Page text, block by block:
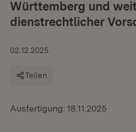
Württemberg und
dienstrechtlicher
02.12.2025
Teilen
Ausfertigung: 18.11.2025